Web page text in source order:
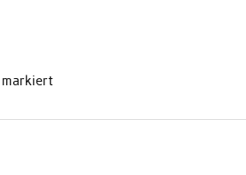
markiert